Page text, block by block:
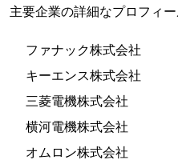
主要企業の詳細なプロフィ
ファナック株式会社
キーエンス株式会社
三菱電機株式会社
横河電機株式会社
オムロン株式会社